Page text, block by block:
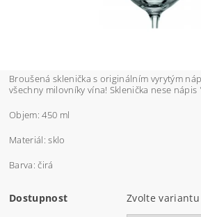
Broušená sklenička s originálním vyrytým
všechny milovníky vína! Sklenička nese nápis
Objem: 450 ml
Materiál: sklo
Barva: čirá
Dostupnost Zvolte variantu